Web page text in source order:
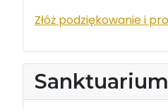
Złóż podziękowanie i